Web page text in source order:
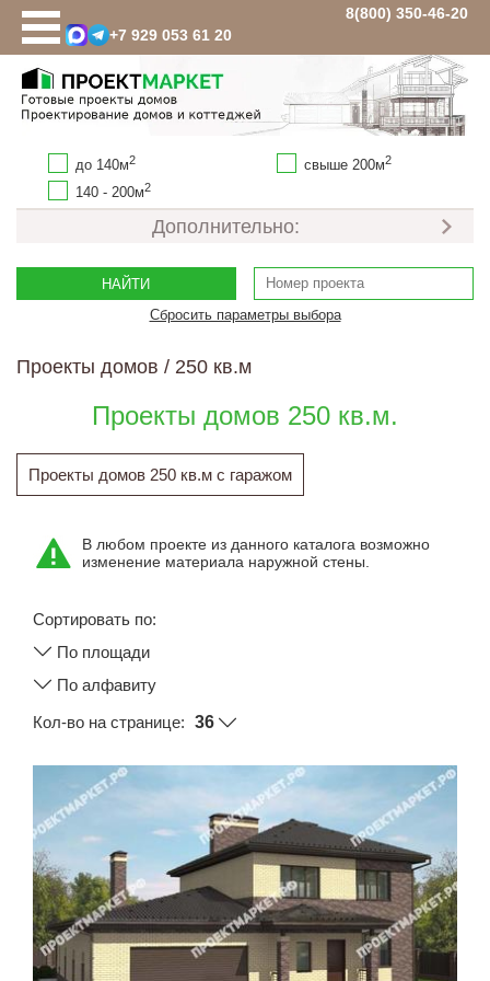
8(800) 350-46-20
+7 929 053 61 20
Проекты домов
до 100 кв.м
100-120 кв.м
100-150 кв.м
120 кв.м
130 кв.м
160 кв.м
200 кв.м
Одноэтажные
Мансарда
Габариты
8х8
8х9
8х10
8х11
8х12
9х9
9х10
9х11
9х12
ВЫБОР ПРОЕКТА
до 140м2 свыше 200м2
140 - 200м2
Дополнительно:
1 этаж 2 этажа 2-ой этаж мансарда
без гаража
с подвалом без подвала
НАЙТИ
Сбросить параметры выбора
Проекты домов / 250 кв.м
Проекты домов 250 кв.м.
Проекты домов 250 кв.м с гаражом
В любом проекте из данного каталога возможно
изменение материала наружной стены.
Сортировать по:
По площади
По алфавиту
Кол-во на странице: